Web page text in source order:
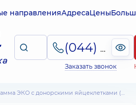
направленияАдресаЦены
(044) 495-2-888
Заказать звонок
с донорскими яйцеклетками (собственный донор, родственник) с переносом эмбрионов (без стоимости медикаментов)